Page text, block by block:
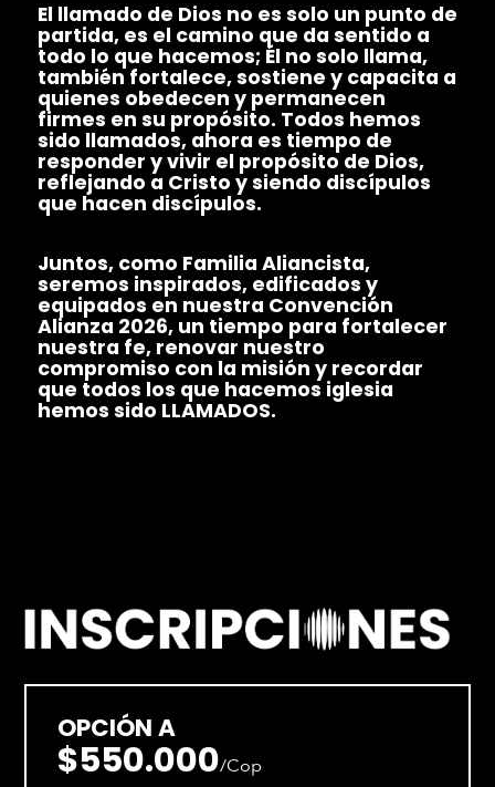
El llamado de Dios no es solo un punto de
partida, es el camino que da sentido a
todo lo que hacemos; Él no solo llama,
también fortalece, sostiene y capacita a
quienes obedecen y permanecen
firmes en su propósito. Todos hemos
sido llamados, ahora es tiempo de
responder y vivir el propósito de Dios,
reflejando a Cristo y siendo discípulos
que hacen discípulos.
Juntos, como Familia Aliancista,
seremos inspirados, edificados y
equipados en nuestra Convención
Alianza 2026, un tiempo para fortalecer
nuestra fe, renovar nuestro
compromiso con la misión y recordar
que todos los que hacemos iglesia
hemos sido LLAMADOS.
Paul Copan
filosofía. Su ministerio se ha enfocado en
fortalecer la fe de los creyentes y responder,
desde una perspectiva bíblica y académica, a los
principales desafíos del cristianismo actual. En
nuestra Convención Alianza 2026, sus
enseñanzas equiparán a la Iglesia para defender
su fe con convicción, sabiduría y amor en el
mundo de hoy.
OPCIÓN A
$550.000/Cop